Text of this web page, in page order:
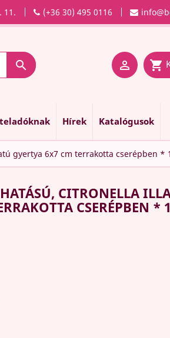
(+36 30) 495 0116
11.
  shopping_cart
Hírek Katalógusok
gyertya 6x7 cm terrakotta cserépben *
CITRONELLA
CSERÉPBEN *